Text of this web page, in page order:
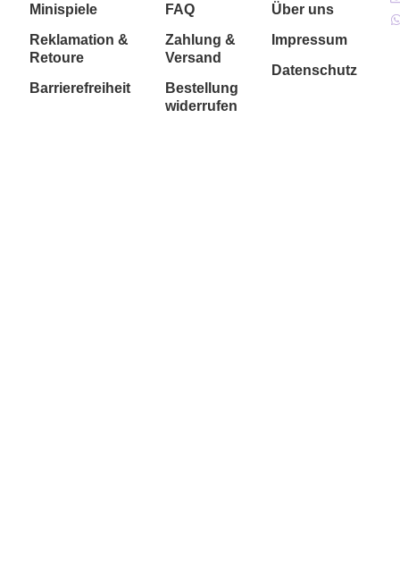
Über uns
Impressum
Datenschutz
FAQ
Zahlung &
Versand
Bestellung
widerrufen
Minispiele
Reklamation &
Retoure
Barrierefreiheit